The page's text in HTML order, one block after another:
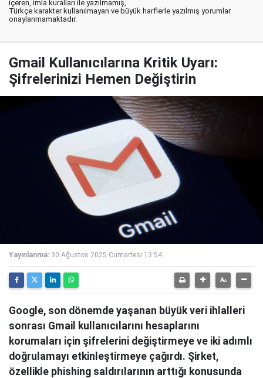
içeren, imla kuralları ile yazılmamış,
Türkçe karakter kullanılmayan ve büyük harflerle yazılmış yorumlar
onaylanmamaktadır.
Gmail Kullanıcılarına Kritik Uyarı:
Şifrelerinizi Hemen Değiştirin
Yayınlanma: 30 Ağustos 2025 Cumartesi 13:54
Google, son dönemde yaşanan büyük veri ihlalleri
sonrası Gmail kullanıcılarını hesaplarını
korumaları için şifrelerini değiştirmeye ve iki adımlı
doğrulamayı etkinleştirmeye çağırdı. Şirket,
özellikle phishing saldırılarının arttığı konusunda